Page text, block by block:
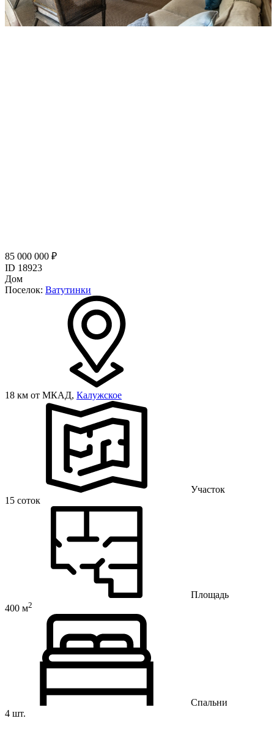
85 000 000 ₽
ID 18923
Дом
Поселок: Ватутинки
18 км от МКАД, Калужское
Участок
15 соток
Площадь
400 м2
Спальни
4 шт.